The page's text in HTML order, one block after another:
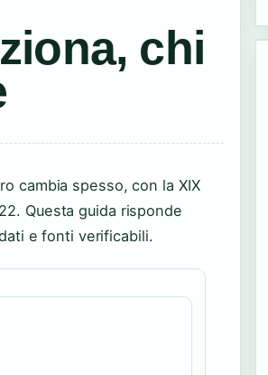
chi
cambia spesso, con la XIX
Questa guida risponde
e fonti verificabili.